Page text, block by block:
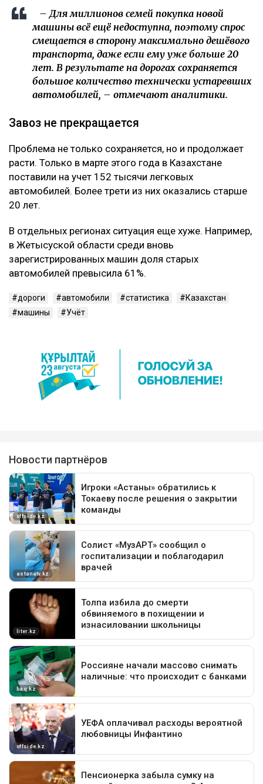
– Для миллионов семей покупка новой
машины всё ещё недоступна, поэтому спрос
смещается в сторону максимально дешёвого
транспорта, даже если ему уже больше 20
лет. В результате на дорогах сохраняется
большое количество технически устаревших
автомобилей, – отмечают аналитики.
Завоз не прекращается
Проблема не только сохраняется, но и продолжает
расти. Только в марте этого года в Казахстане
поставили на учет 152 тысячи легковых
автомобилей. Более трети из них оказались старше
20 лет.
В отдельных регионах ситуация еще хуже. Например,
в Жетысуской области среди вновь
зарегистрированных машин доля старых
автомобилей превысила 61%.
дороги автомобили статистика
Казахстан
машины
Учёт